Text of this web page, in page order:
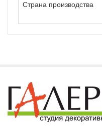
Страна производства